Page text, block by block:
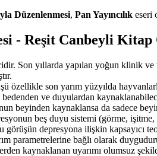
Düzenlenmesi, Pan Yayıncılık eseri
- Reşit Canbeyli Kitap
Son yıllarda yapılan yoğun
son yarım yüzyılda
ve duyulardan
beyinden kaynaklansa da sadece
beş duyu sistemi (görme,
depresyona ilişkin kapsayıcı
parametrelerine bağlı olarak
kaynaklanan uyarımı olumsuz